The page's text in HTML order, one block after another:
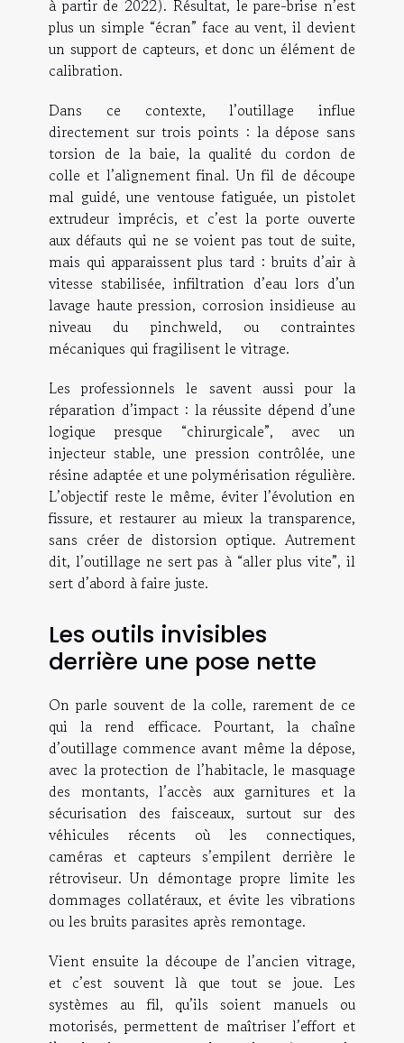
à partir de 2022). Résultat, le pare-brise n’est
plus un simple “écran” face au vent, il devient
un support de capteurs, et donc un élément de
calibration.
Dans ce contexte, l’outillage influe
directement sur trois points : la dépose sans
torsion de la baie, la qualité du cordon de
colle et l’alignement final. Un fil de découpe
mal guidé, une ventouse fatiguée, un pistolet
extrudeur imprécis, et c’est la porte ouverte
aux défauts qui ne se voient pas tout de suite,
mais qui apparaissent plus tard : bruits d’air à
vitesse stabilisée, infiltration d’eau lors d’un
lavage haute pression, corrosion insidieuse au
niveau du pinchweld, ou contraintes
mécaniques qui fragilisent le vitrage.
Les professionnels le savent aussi pour la
réparation d’impact : la réussite dépend d’une
logique presque “chirurgicale”, avec un
injecteur stable, une pression contrôlée, une
résine adaptée et une polymérisation régulière.
L’objectif reste le même, éviter l’évolution en
fissure, et restaurer au mieux la transparence,
sans créer de distorsion optique. Autrement
dit, l’outillage ne sert pas à “aller plus vite”, il
sert d’abord à faire juste.
Les outils invisibles
derrière une pose nette
On parle souvent de la colle, rarement de ce
qui la rend efficace. Pourtant, la chaîne
d’outillage commence avant même la dépose,
avec la protection de l’habitacle, le masquage
des montants, l’accès aux garnitures et la
sécurisation des faisceaux, surtout sur des
véhicules récents où les connectiques,
caméras et capteurs s’empilent derrière le
rétroviseur. Un démontage propre limite les
dommages collatéraux, et évite les vibrations
ou les bruits parasites après remontage.
Vient ensuite la découpe de l’ancien vitrage,
et c’est souvent là que tout se joue. Les
systèmes au fil, qu’ils soient manuels ou
motorisés, permettent de maîtriser l’effort et